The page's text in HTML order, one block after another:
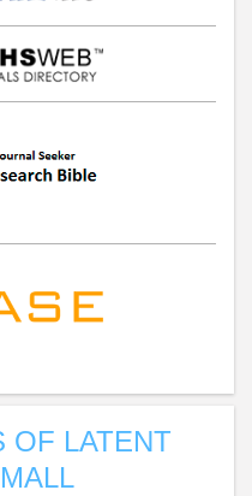
OF LATENT